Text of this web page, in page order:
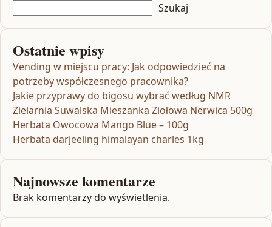
Szukaj
Ostatnie wpisy
Vending w miejscu pracy: Jak odpowiedzieć na
potrzeby współczesnego pracownika?
Jakie przyprawy do bigosu wybrać według NMR
Zielarnia Suwalska Mieszanka Ziołowa Nerwica 500g
Herbata Owocowa Mango Blue – 100g
Herbata darjeeling himalayan charles 1kg
Najnowsze komentarze
Brak komentarzy do wyświetlenia.